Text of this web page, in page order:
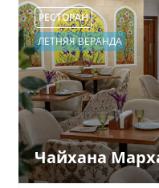
РЕСТОРАН
ЛЕТНЯЯ ВЕРАНДА
Чайхана